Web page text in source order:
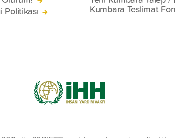
Politikası
Kumbara Teslimat